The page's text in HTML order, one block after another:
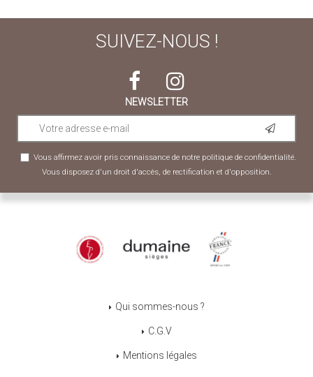
SUIVEZ-NOUS !
NEWSLETTER
Vous affirmez avoir pris connaissance de notre politique de confidentialité.
Vous disposez d'un droit d'accès, de rectification et d'opposition.
Qui sommes-nous ?
C.G.V
Mentions légales